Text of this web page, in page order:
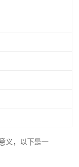
义，以下是一